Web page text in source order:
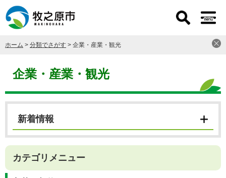
ー
先
。
ニ
を
て
本
ホーム > 分類でさがす > 企業・産業・観光
企業・産業・観光
新着情報
カテゴリメニュー